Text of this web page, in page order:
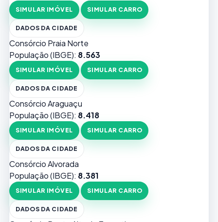
SIMULAR IMÓVEL SIMULAR CARRO
DADOS DA CIDADE
Consórcio Praia Norte
População (IBGE): 8.563
SIMULAR IMÓVEL SIMULAR CARRO
DADOS DA CIDADE
Consórcio Araguaçu
População (IBGE): 8.418
SIMULAR IMÓVEL SIMULAR CARRO
DADOS DA CIDADE
Consórcio Alvorada
População (IBGE): 8.381
SIMULAR IMÓVEL SIMULAR CARRO
DADOS DA CIDADE